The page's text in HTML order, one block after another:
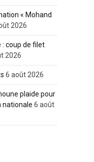
« Mohand
2026
: coup de filet
2026
6 août 2026
plaide pour
nationale 6 août